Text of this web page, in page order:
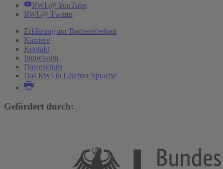
RWI @ YouTube
RWI @ Twitter
Erklärung zur Barrierefreiheit
Karriere
Kontakt
Impressum
Datenschutz
Das RWI in Leichter Sprache
Gefördert durch: